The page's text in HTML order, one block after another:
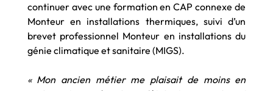
continuer avec une formation en CAP connexe de
Monteur en installations thermiques, suivi d’un
brevet professionnel Monteur en installations du
génie climatique et sanitaire (MIGS).
« Mon ancien métier me plaisait de moins en